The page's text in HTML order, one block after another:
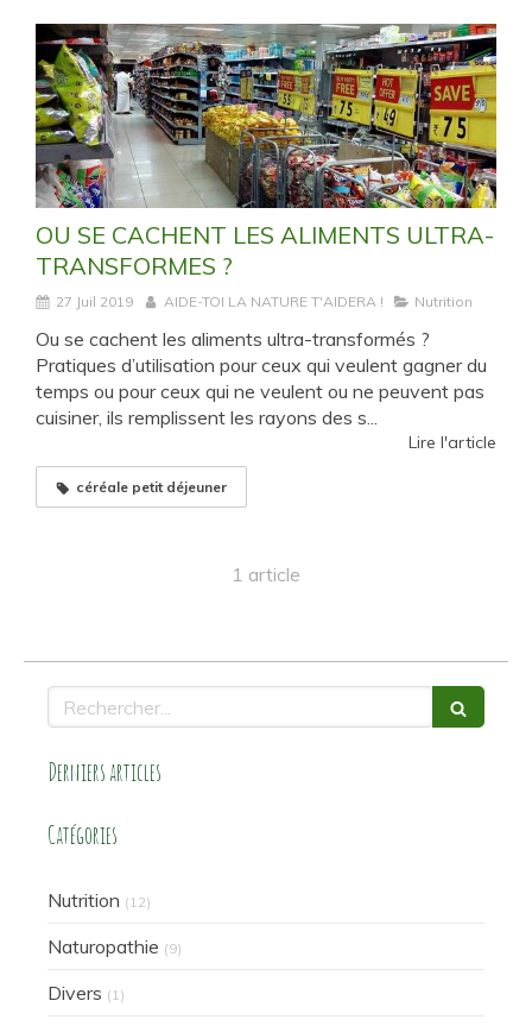
OU SE CACHENT LES ALIMENTS ULTRA-
TRANSFORMES ?
27 Juil 2019 AIDE-TOI LA NATURE T'AIDERA ! Nutrition
Ou se cachent les aliments ultra-transformés ?
Pratiques d’utilisation pour ceux qui veulent gagner du
temps ou pour ceux qui ne veulent ou ne peuvent pas
cuisiner, ils remplissent les rayons des s...
Lire l'article
céréale petit déjeuner
1 article
Rechercher
Derniers articles
Catégories
Nutrition (12)
Naturopathie (9)
Divers (1)